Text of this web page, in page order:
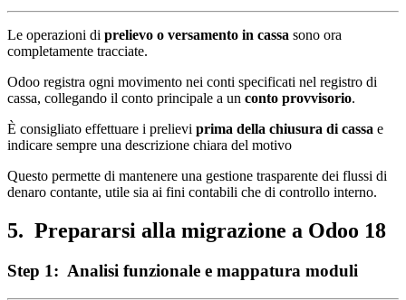
Le operazioni di prelievo o versamento in cassa sono ora
completamente tracciate.
Odoo registra ogni movimento nei conti specificati nel registro di
cassa, collegando il conto principale a un conto provvisorio.
È consigliato effettuare i prelievi prima della chiusura di cassa e
indicare sempre una descrizione chiara del motivo
Questo permette di mantenere una gestione trasparente dei flussi di
denaro contante, utile sia ai fini contabili che di controllo interno.
5. Prepararsi alla migrazione a Odoo 18
Step 1: Analisi funzionale e mappatura moduli